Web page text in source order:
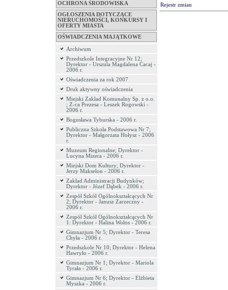
OCHRONA ŚRODOWISKA
OGŁOSZENIA DOTYCZĄCE
NIERUCHOMOŚCI, KONKURSY I
OFERTY MIASTA
OŚWIADCZENIA MAJĄTKOWE
Archiwum
Przedszkole Integracyjne Nr 12;
Dyrektor - Urszula Magdalena Cacaj -
2006 r.
Oświadczenia za rok 2007
Druk aktywny oświadczenia
Miejski Zakład Komunalny Sp. z o.o.
; Z-ca Prezesa - Leszek Rogowski -
2006 r.
Bogusława Tyburska - 2006 r.
Publiczna Szkoła Podstawowa Nr 7;
Dyrektor - Małgorzata Hołysz - 2006
r.
Muzeum Regionalne; Dyrektor -
Lucyna Mizera - 2006 r.
Miejski Dom Kultury; Dyrektor -
Jerzy Makselon - 2006 r.
Zakład Administracji Budynków;
Dyrektor - Józef Dąbek - 2006 r.
Zespół Szkół Ogólnokształcących Nr
2; Dyrektor - Janusz Zarzeczny -
2006 r.
Zespół Szkół Ogólnokształcących Nr
1: Dyrektor - Halina Wołos - 2006 r.
Gimnazjum Nr 5; Dyrektor - Teresa
Chyła - 2006 r.
Przedszkole Nr 10; Dyrektor - Helena
Hawryło - 2006 r.
Gimnazjum Nr 1; Dyrektor - Mariola
Tyrała - 2006 r.
Gimnazjum Nr 6; Dyrektor - Elżbieta
Myszka - 2006 r.
Rejestr zmian